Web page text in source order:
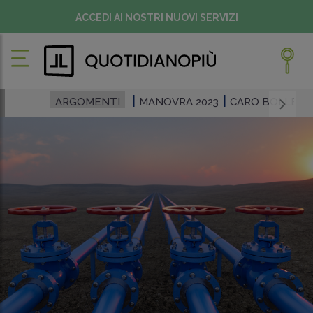
ACCEDI AI NOSTRI NUOVI SERVIZI
ARGOMENTI MANOVRA 2023 CARO